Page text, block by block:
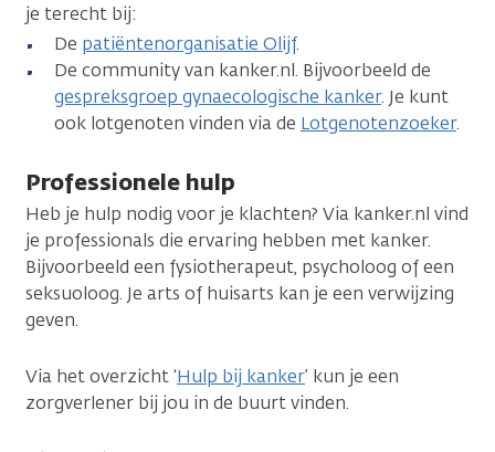
je terecht bij:
De patiëntenorganisatie Olijf.
De community van kanker.nl. Bijvoorbeeld de
gespreksgroep gynaecologische kanker. Je kunt
ook lotgenoten vinden via de Lotgenotenzoeker.
Professionele hulp
Heb je hulp nodig voor je klachten? Via kanker.nl vind
je professionals die ervaring hebben met kanker.
Bijvoorbeeld een fysiotherapeut, psycholoog of een
seksuoloog. Je arts of huisarts kan je een verwijzing
geven.
Via het overzicht ‘Hulp bij kanker’ kun je een
zorgverlener bij jou in de buurt vinden.